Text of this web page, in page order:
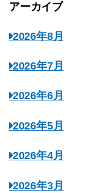
アーカイブ
2026年8月
2026年7月
2026年6月
2026年5月
2026年4月
2026年3月